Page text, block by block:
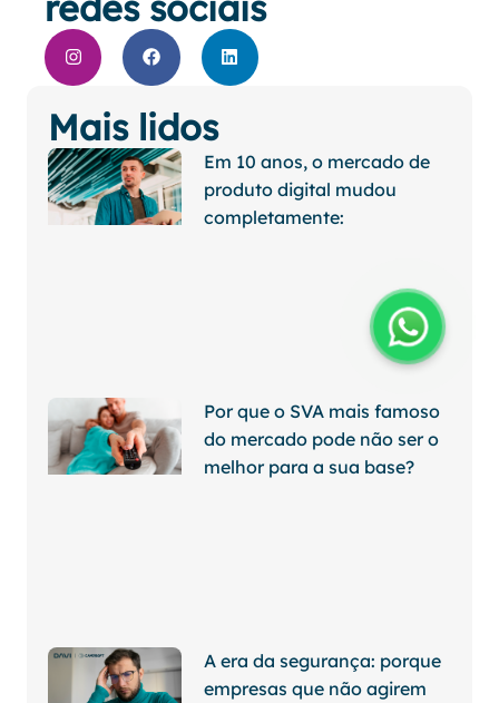
Mais lidos
Em 10 anos, o mercado de
produto digital mudou
completamente:
Por que o SVA mais famoso
do mercado pode não ser o
melhor para a sua base?
A era da segurança: porque
empresas que não agirem